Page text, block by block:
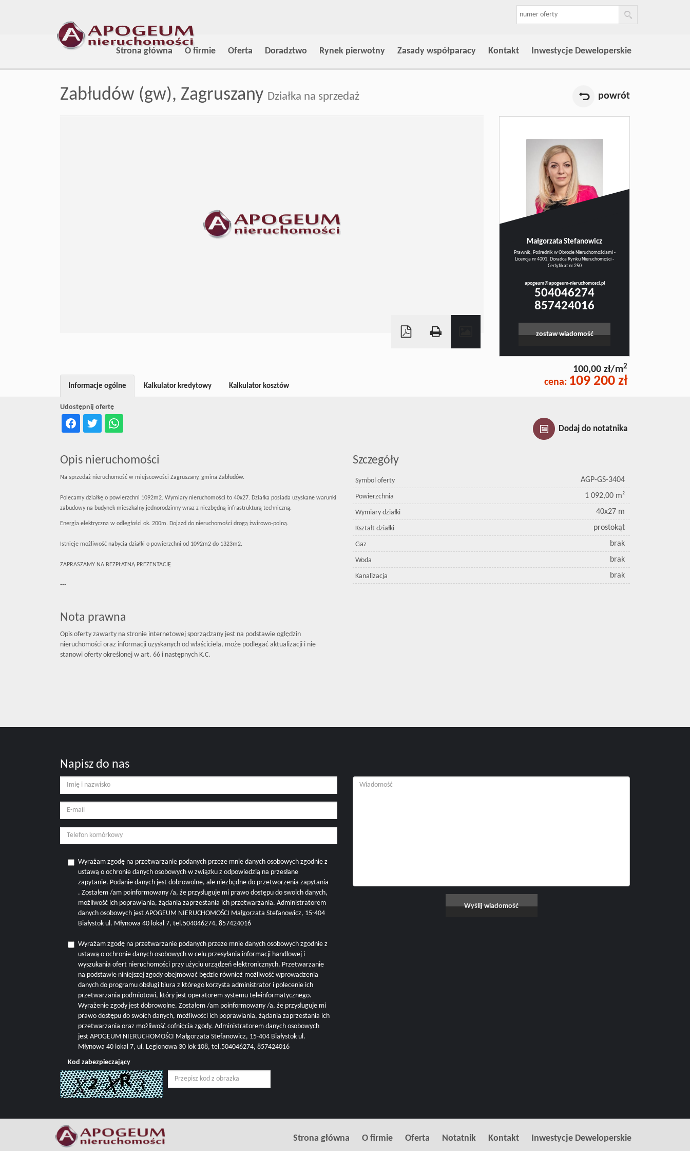
Strona główna O firmie Oferta Doradztwo Rynek pierwotny Zasady współparacy Kontakt Inwestycje Deweloperskie
Zabłudów (gw), Zagruszany Działka na sprzedaż powrót
Małgorzata Stefanowicz
Prawnik, Pośrednik w Obrocie Nieruchomościami -
Licencja nr 4001, Doradca Rynku Nieruchomości -
Certyfikat nr 250
apogeum@apogeum-nieruchomosci.pl
504046274
857424016
zostaw wiadomość
100,00 zł/m2
cena: 109 200 zł
Dodaj do notatnika
Udostępnij ofertę
Informacje ogólne Kalkulator kredytowy Kalkulator kosztów
Opis nieruchomości
Na sprzedaż nieruchomość w miejscowości Zagruszany, gmina Zabłudów.
Polecamy działkę o powierzchni 1092m2. Wymiary nieruchomości to 40x27. Działka posiada uzyskane warunki
zabudowy na budynek mieszkalny jednorodzinny wraz z niezbędną infrastrukturą techniczną.
Energia elektryczna w odległości ok. 200m. Dojazd do nieruchomości drogą żwirowo-polną.
Istnieje możliwość nabycia działki o powierzchni od 1092m2 do 1323m2.
ZAPRASZAMY NA BEZPŁATNĄ PREZENTACJĘ
---
Nota prawna
Opis oferty zawarty na stronie internetowej sporządzany jest na podstawie oględzin
nieruchomości oraz informacji uzyskanych od właściciela, może podlegać aktualizacji i nie
stanowi oferty określonej w art. 66 i następnych K.C.
Szczegóły
Symbol oferty AGP-GS-3404
Powierzchnia 1 092,00 m²
Wymiary działki 40x27 m
Kształt działki prostokąt
Gaz brak
Woda brak
Kanalizacja brak
Napisz do nas
Wyrażam zgodę na przetwarzanie podanych przeze mnie danych osobowych zgodnie z
ustawą o ochronie danych osobowych w związku z odpowiedzią na przesłane
zapytanie. Podanie danych jest dobrowolne, ale niezbędne do przetworzenia zapytania
. Zostałem /am poinformowany /a, że przysługuje mi prawo dostępu do swoich danych,
możliwość ich poprawiania, żądania zaprzestania ich przetwarzania. Administratorem
danych osobowych jest APOGEUM NIERUCHOMOŚCI Małgorzata Stefanowicz, 15-404
Białystok ul. Młynowa 40 lokal 7, tel.504046274, 857424016
Wyrażam zgodę na przetwarzanie podanych przeze mnie danych osobowych zgodnie z
ustawą o ochronie danych osobowych w celu przesyłania informacji handlowej i
wyszukania ofert nieruchomości przy użyciu urządzeń elektronicznych. Przetwarzanie
na podstawie niniejszej zgody obejmować będzie również możliwość wprowadzenia
danych do programu obsługi biura z którego korzysta administrator i polecenie ich
przetwarzania podmiotowi, który jest operatorem systemu teleinformatycznego.
Wyrażenie zgody jest dobrowolne. Zostałem /am poinformowany /a, że przysługuje mi
prawo dostępu do swoich danych, możliwości ich poprawiania, żądania zaprzestania ich
przetwarzania oraz możliwość cofnięcia zgody. Administratorem danych osobowych
jest APOGEUM NIERUCHOMOŚCI Małgorzata Stefanowicz, 15-404 Białystok ul.
Młynowa 40 lokal 7, ul. Legionowa 30 lok 108, tel.504046274, 857424016
Kod zabezpieczający
Strona główna O firmie Oferta Notatnik Kontakt Inwestycje Deweloperskie